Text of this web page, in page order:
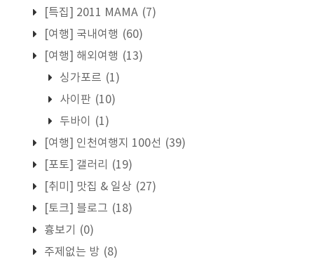
[특집] 2011 MAMA (7)
[여행] 국내여행 (60)
[여행] 해외여행 (13)
싱가포르 (1)
사이판 (10)
두바이
(1)
[여행] 인천여행지 100선 (39)
[포토] 갤러리
(19)
[취미] 맛집 & 일상 (27)
[토크] 블로그 (18)
흉보기
(0)
주제없는 방 (8)